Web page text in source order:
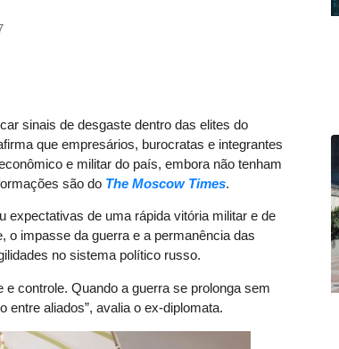
sinais de desgaste dentro das elites do
que empresários, burocratas e integrantes
e militar do país, embora não tenham
são do The Moscow Times.
expectativas de uma rápida vitória militar e de
o impasse da guerra e a permanência das
no sistema político russo.
e controle. Quando a guerra se prolonga sem
aliados”, avalia o ex-diplomata.